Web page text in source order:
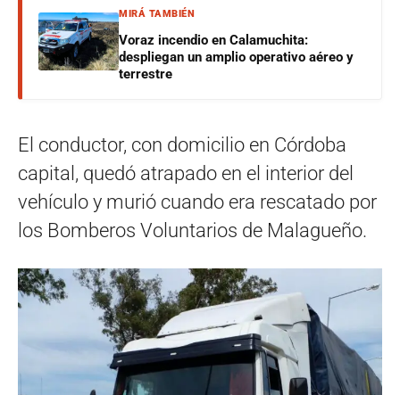
MIRÁ TAMBIÉN
Voraz incendio en Calamuchita:
despliegan un amplio operativo aéreo y
terrestre
El conductor, con domicilio en Córdoba
capital, quedó atrapado en el interior del
vehículo y murió cuando era rescatado por
los Bomberos Voluntarios de Malagueño.